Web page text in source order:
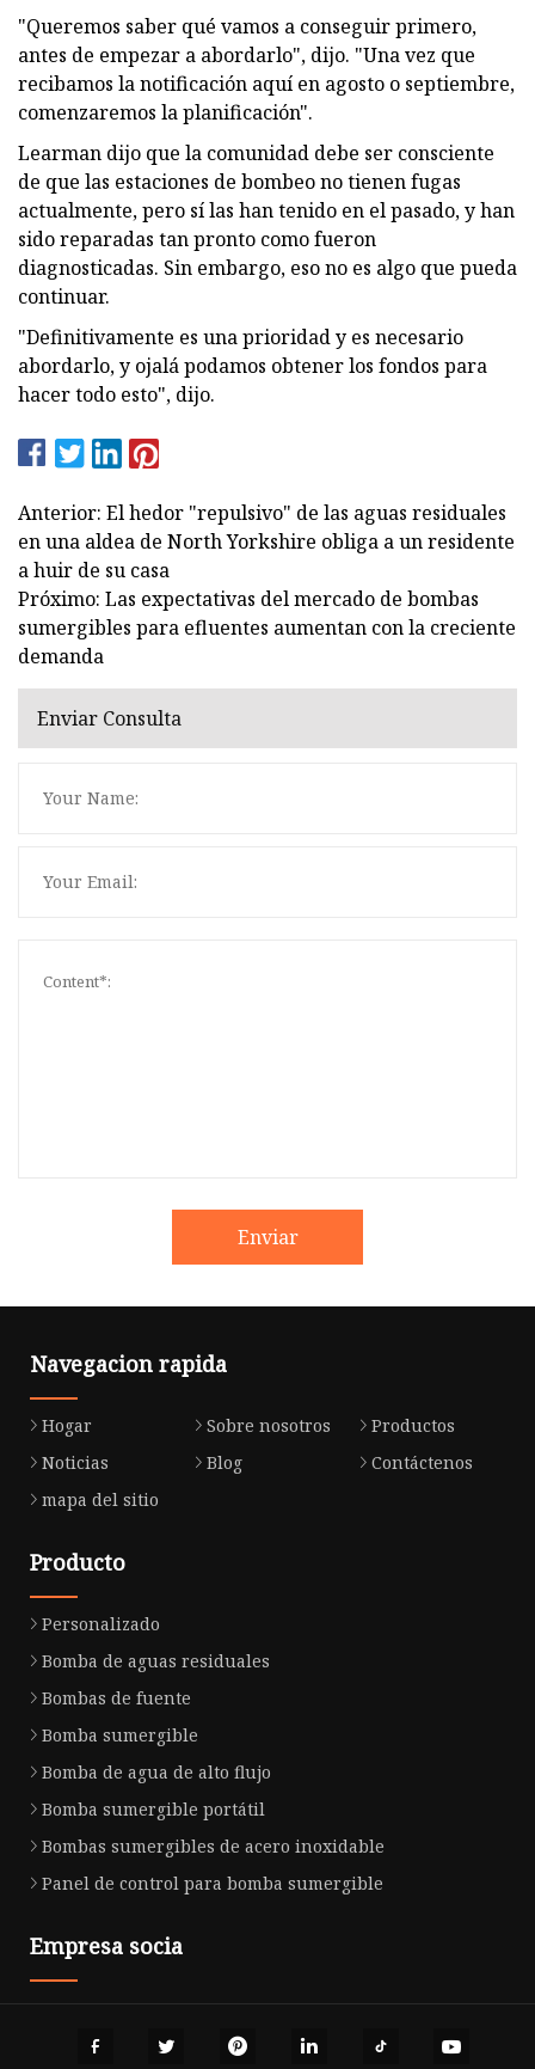
"Queremos saber qué vamos a conseguir primero,
antes de empezar a abordarlo", dijo. "Una vez que
recibamos la notificación aquí en agosto o septiembre,
comenzaremos la planificación".
Learman dijo que la comunidad debe ser consciente
de que las estaciones de bombeo no tienen fugas
actualmente, pero sí las han tenido en el pasado, y han
sido reparadas tan pronto como fueron
diagnosticadas. Sin embargo, eso no es algo que pueda
continuar.
"Definitivamente es una prioridad y es necesario
abordarlo, y ojalá podamos obtener los fondos para
hacer todo esto", dijo.
Anterior: El hedor "repulsivo" de las aguas residuales
en una aldea de North Yorkshire obliga a un residente
a huir de su casa
Próximo: Las expectativas del mercado de bombas
sumergibles para efluentes aumentan con la creciente
demanda
Enviar Consulta
Enviar
Navegacion rapida
Hogar Sobre nosotros
Productos
Noticias
Blog
Contáctenos
mapa del sitio
Producto
Personalizado
Bomba de aguas residuales
Bombas de fuente
Bomba sumergible
Bomba de agua de alto flujo
Bomba sumergible portátil
Bombas sumergibles de acero inoxidable
Panel de control para bomba sumergible
Empresa socia